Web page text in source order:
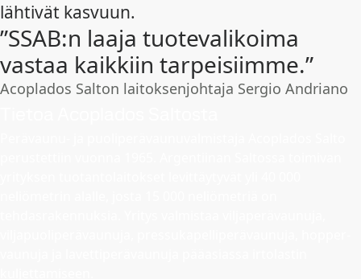
lähtivät kasvuun.
”SSAB:n laaja tuotevalikoima
vastaa kaikkiin tarpeisiimme.”
Acoplados Salton laitoksenjohtaja Sergio Andriano